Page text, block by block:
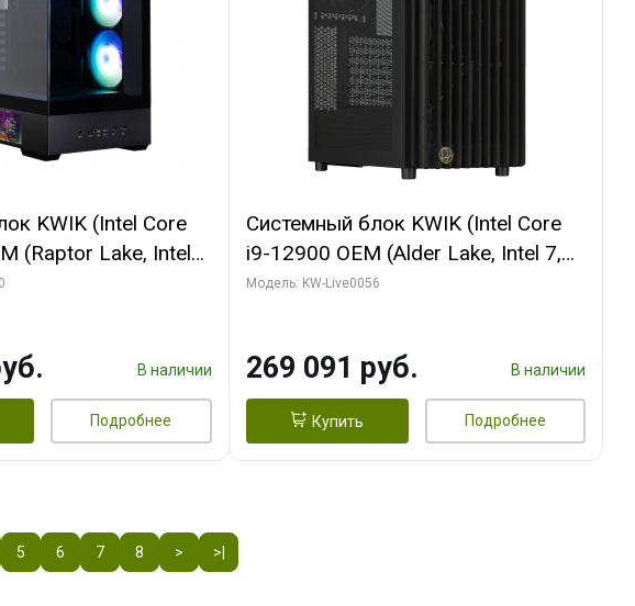
KWIK (Intel Core
(Raptor Lake, Intel
16 ГБ ОЗУ (2
В наличии
Подробнее
Системный блок KWIK (Intel Core
i9-12900 OEM (Alder Lake, Intel 7,
C16 8EC/8PC/T2/ 64 ГБ ОЗУ (2
ТБ SSD)
Модель: KW-Live0056
269 091 руб. В наличии
Купить Подробнее
5 6 7 8 > >|